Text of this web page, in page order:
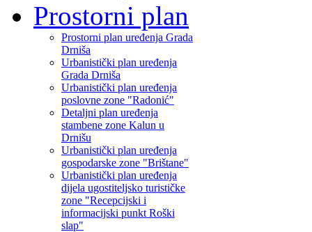
Prostorni plan
Prostorni plan uređenja Grada
Drniša
Urbanistički plan uređenja
Grada Drniša
Urbanistički plan uređenja
poslovne zone "Radonić"
Detaljni plan uređenja
stambene zone Kalun u
Drnišu
Urbanistički plan uređenja
gospodarske zone "Brištane"
Urbanistički plan uređenja
dijela ugostiteljsko turističke
zone "Recepcijski i
informacijski punkt Roški
slap"